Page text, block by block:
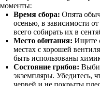
моменты:
Время сбора: Опята
осенью, в зависимости
всего собирать их в
Место обитания: Ищите
местах с хорошей
быть использованы
Состояние грибов:
экземпляры. Убедитесь,
червей и не покрыты